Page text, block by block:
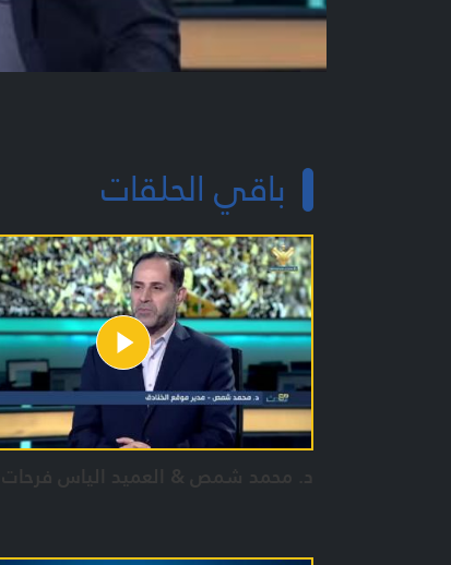
باقي الحلقات
د. محمد شمص & العميد الياس فرحات